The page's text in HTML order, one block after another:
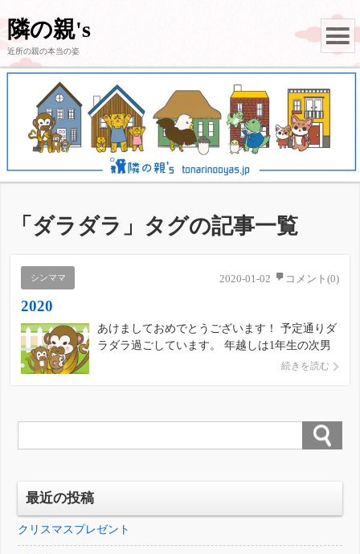
隣の親's
近所の親の本当の姿
「 ダラダラ 」タグの記事一覧
シンママ 2020-01-02 コメント(0)
2020
あけましておめでとうございます！ 予定通りダ
ラダラ過ごしています。 年越しは1年生の次男
と頑張って起きてました。 宿題も終わって暇そ
続きを読む
最近の投稿
クリスマスプレゼント